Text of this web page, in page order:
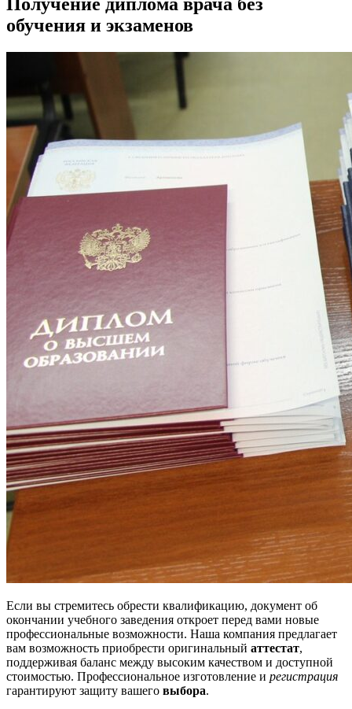
обучения и экзаменов
Если вы стремитесь обрести квалификацию, документ об
окончании учебного заведения откроет перед вами новые
профессиональные возможности. Наша компания предлагает
вам возможность приобрести оригинальный аттестат,
поддерживая баланс между высоким качеством и доступной
стоимостью. Профессиональное изготовление и регистрация
гарантируют защиту вашего выбора.